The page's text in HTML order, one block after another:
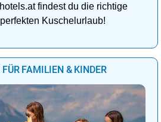
findest du die richtige
Kuschelurlaub!
FAMILIEN & KINDER